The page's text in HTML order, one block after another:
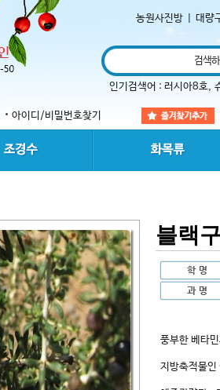
농원사진방 대량
인기검색어 : 러시아8호,
아이디/비밀번호찾기
블랙
풍부한 베타
지방축적물인